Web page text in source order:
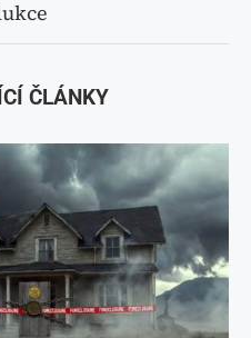
ČLÁNKY